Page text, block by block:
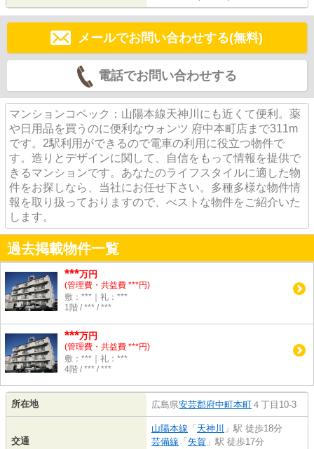
メールでお問い合わせする(無料)
電話でお問い合わせする
マンションコペック：山陽本線天神川にも近くて便利。薬
や日用品を買うのに便利なウォンツ 府中本町店まで311m
です。2駅利用ができるので電車の利用に役立つ物件で
す。造りとデザインに関して、自信をもって情報を提供で
きるマンションです。あなたのライフスタイルに適した物
件をお探しなら、当社にお任せ下さい。多種多様な物件情
報を取り扱っておりますので、べストな物件をご紹介いた
します。
過去掲載物件一覧
***万円
(管理費・共益費 ***円)
敷：***｜礼：***
1階 / *** / ***
***万円
(管理費・共益費 ***円)
敷：***｜礼：***
4階 / *** / ***
所在地 広島県安芸郡府中町本町 ４丁目10-3
交通
山陽本線 「 天神川 」駅 徒歩18分
芸備線 「 矢賀 」駅 徒歩17分